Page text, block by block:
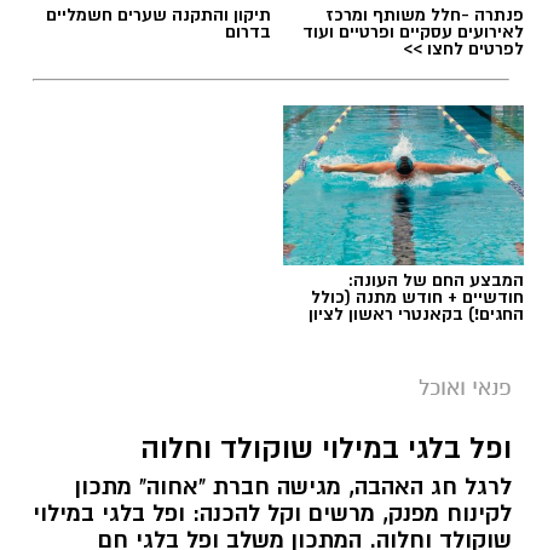
מצרכים (ל-2 מנות)
½ פלפל אדום, חתוך לקוביות קטנות
½ פלפל צהוב, חתוך לקוביות קטנות
¼ פלפל ירוק, חתוך לקוביות קטנות
פנתרה -חלל משותף ומרכז
לאירועים עסקיים ופרטיים ועוד
לפרטים לחצו >>
תיקון והתקנה שערים חשמליים
בדרום
המבצע החם של העונה:
חודשיים + חודש מתנה (כולל
החגים!) בקאנטרי ראשון לציון
פנאי ואוכל
ופל בלגי במילוי שוקולד וחלוה
לרגל חג האהבה, מגישה חברת "אחוה" מתכון
לקינוח מפנק, מרשים וקל להכנה: ופל בלגי במילוי
שוקולד וחלוה. המתכון משלב ופל בלגי חם